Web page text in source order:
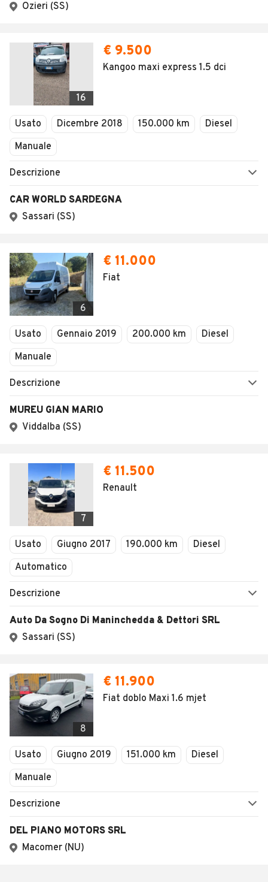
Ozieri (SS)
16
€ 9.500
Kangoo maxi express 1.5 dci
Usato Dicembre 2018 150.000 km
Diesel
Manuale
Descrizione
CAR WORLD SARDEGNA
Sassari (SS)
6
€ 11.000
Fiat
Usato Gennaio 2019 200.000 km
Diesel
Manuale
Descrizione
MUREU GIAN MARIO
Viddalba (SS)
7
€ 11.500
Renault
Usato Giugno 2017 190.000 km
Diesel
Automatico
Descrizione
Auto Da Sogno Di Maninchedda & Dettori SRL
Sassari (SS)
8
€ 11.900
Fiat doblo Maxi 1.6 mjet
Usato Giugno 2019 151.000 km
Diesel
Manuale
Descrizione
DEL PIANO MOTORS SRL
Macomer (NU)